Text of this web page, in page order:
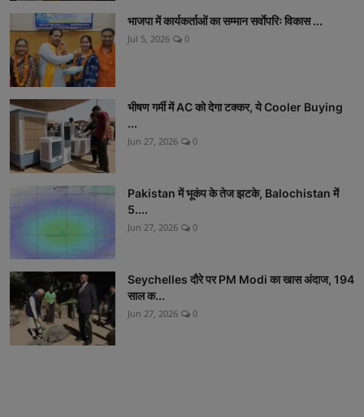
भाजपा में कार्यकर्ताओं का सम्मान सर्वाेपरिः विकास ...
Jul 5, 2026 0
भीषण गर्मी में AC को देगा टक्कर, ये Cooler Buying
...
Jun 27, 2026 0
Pakistan में भूकंप के तेज झटके, Balochistan में
5....
Jun 27, 2026 0
Seychelles दौरे पर PM Modi का खास अंदाज, 194
साल क...
Jun 27, 2026 0